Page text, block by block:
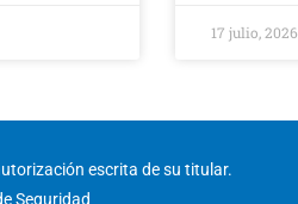
17 julio, 2026
escrita de su titular.
Seguridad